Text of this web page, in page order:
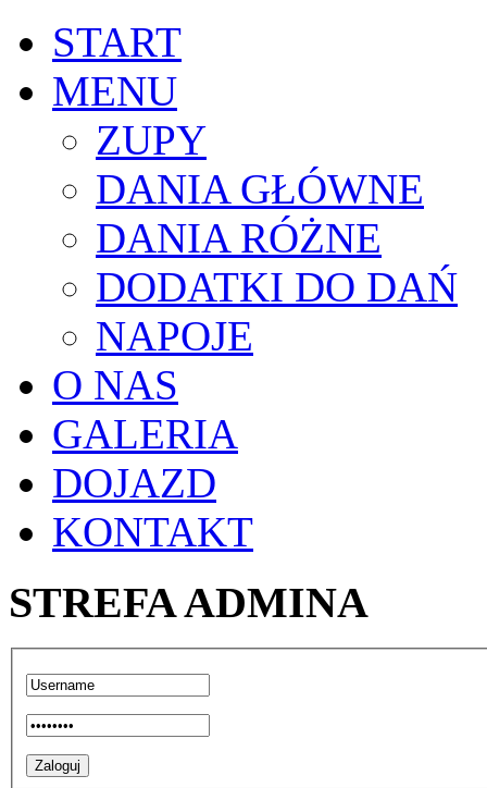
START
MENU
ZUPY
DANIA GŁÓWNE
DANIA RÓŻNE
DODATKI DO DAŃ
NAPOJE
O NAS
GALERIA
DOJAZD
KONTAKT
STREFA ADMINA